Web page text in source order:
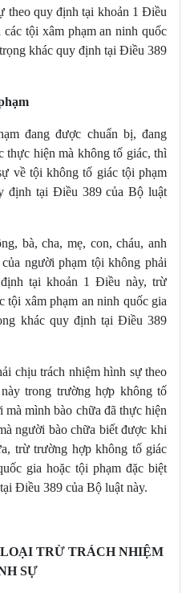
theo quy định tại khoản 1 Điều
tội xâm phạm an ninh quốc
khác quy định tại Điều 389
đang được chuẩn bị, đang
thực hiện mà không tố giác, thì
về tội không tố giác tội phạm
định tại Điều 389 của Bộ luật
bà, cha, mẹ, con, cháu, anh
người phạm tội không phải
tại khoản 1 Điều này, trừ
tội xâm phạm an ninh quốc gia
khác quy định tại Điều 389
chịu trách nhiệm hình sự theo
trong trường hợp không tố
mình bào chữa đã thực hiện
người bào chữa biết được khi
trừ trường hợp không tố giác
gia hoặc tội phạm đặc biệt
Điều 389 của Bộ luật này.
TRỪ TRÁCH NHIỆM
SỰ